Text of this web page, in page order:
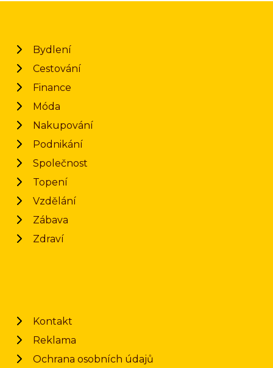
Bydlení
Cestování
Finance
Móda
Nakupování
Podnikání
Společnost
Topení
Vzdělání
Zábava
Zdraví
Kontakt
Reklama
Ochrana osobních údajů